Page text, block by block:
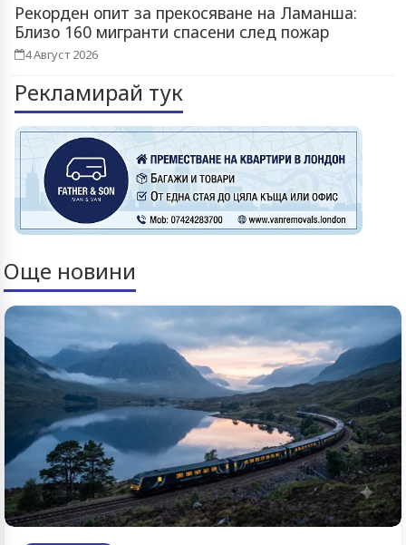
Рекорден опит за прекосяване на Ламанша:
Близо 160 мигранти спасени след пожар
4 Август 2026
Рекламирай тук
Още новини